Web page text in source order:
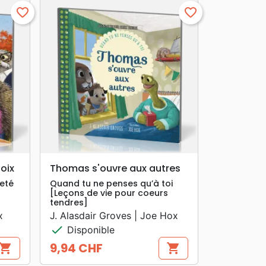
favorite_border
search APERÇU RAPIDE
favorite_border
Thomas s'ouvre aux autres
Quand tu ne penses qu’à toi
[Leçons de vie pour coeurs
tendres]
J. Alasdair Groves | Joe Hox
check Disponible
Prix
9,94 CHF shopping_cart